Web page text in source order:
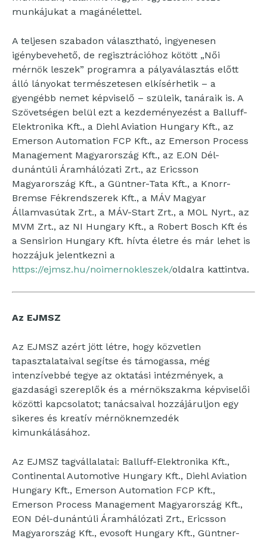
munkájukat a magánélettel.
A teljesen szabadon választható, ingyenesen
igénybevehető, de regisztrációhoz kötött „Női
mérnök leszek” programra a pályaválasztás előtt
álló lányokat természetesen elkísérhetik – a
gyengébb nemet képviselő – szüleik, tanáraik is. A
Szövetségen belül ezt a kezdeményezést a Balluff-
Elektronika Kft., a Diehl Aviation Hungary Kft., az
Emerson Automation FCP Kft., az Emerson Process
Management Magyarország Kft., az E.ON Dél-
dunántúli Áramhálózati Zrt., az Ericsson
Magyarország Kft., a Güntner-Tata Kft., a Knorr-
Bremse Fékrendszerek Kft., a MÁV Magyar
Államvasútak Zrt., a MÁV-Start Zrt., a MOL Nyrt., az
MVM Zrt., az NI Hungary Kft., a Robert Bosch Kft és
a Sensirion Hungary Kft. hívta életre és már lehet is
hozzájuk jelentkezni a
https://ejmsz.hu/noimernokleszek/oldalra kattintva.
Az EJMSZ
Az EJMSZ azért jött létre, hogy közvetlen
tapasztalataival segítse és támogassa, még
intenzívebbé tegye az oktatási intézmények, a
gazdasági szereplők és a mérnökszakma képviselői
közötti kapcsolatot; tanácsaival hozzájáruljon egy
sikeres és kreatív mérnöknemzedék
kimunkálásához.
Az EJMSZ tagvállalatai: Balluff-Elektronika Kft.,
Continental Automotive Hungary Kft., Diehl Aviation
Hungary Kft., Emerson Automation FCP Kft.,
Emerson Process Management Magyarország Kft.,
EON Dél-dunántúli Áramhálózati Zrt., Ericsson
Magyarország Kft., evosoft Hungary Kft., Güntner-